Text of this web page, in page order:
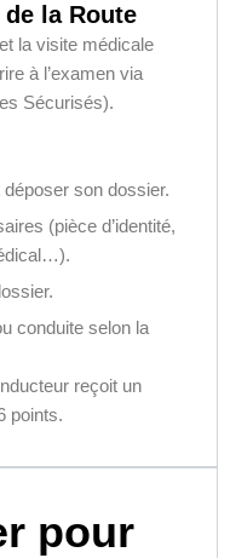
la Route
la visite médicale
à l’examen via
Sécurisés).
son dossier.
(pièce d’identité,
conduite selon la
reçoit un
points.
pour